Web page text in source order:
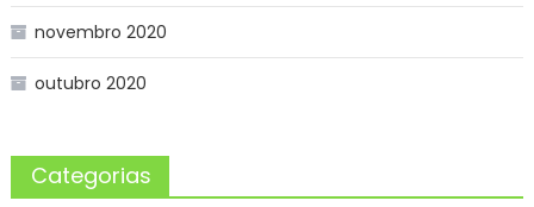
novembro 2020
outubro 2020
Categorias